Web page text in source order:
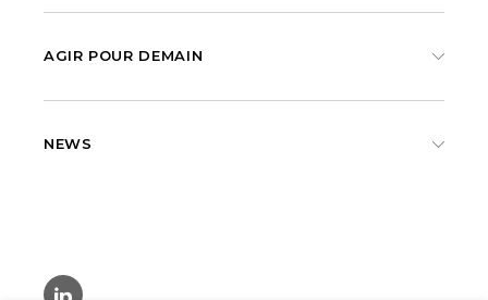
AGIR POUR DEMAIN
NEWS